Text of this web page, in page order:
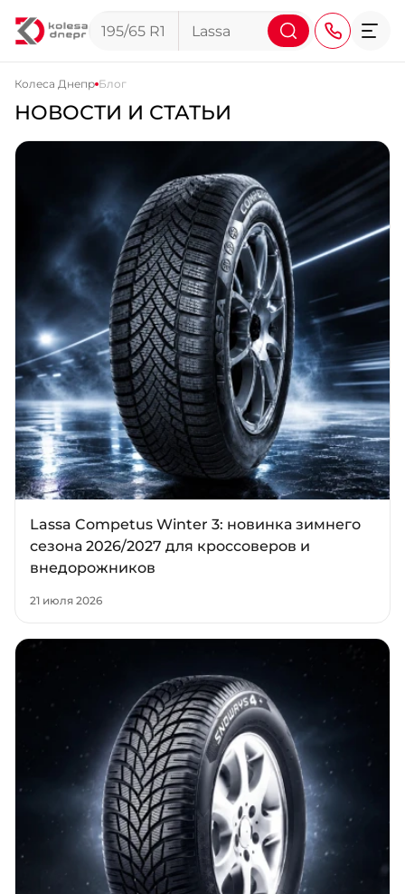
+38 (067) 113-44-44
+38 (095) 276-44-44
+38 (067) 911-14-14
- на Щепкина
+38 (098) 911-911-0
- на Тополе
+38 (098) 911-911-4
- на Калиновой
+38 (077) 7-184-184
- Донецкое шоссе
+38 (050)-911-911-2
- Щепкина
+38 (099)-643-33-77
- Тополь
+38 (068)-923-74-19
- Калиновая
Колеса Днепр Блог
НОВОСТИ И СТАТЬИ
21 июля 2026
Lassa Competus Winter 3: новинка зимнего
сезона 2026/2027 для кроссоверов и
внедорожников